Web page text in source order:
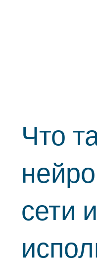
Что
сети